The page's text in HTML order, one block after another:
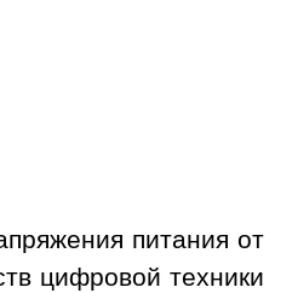
питания от
цифровой техники